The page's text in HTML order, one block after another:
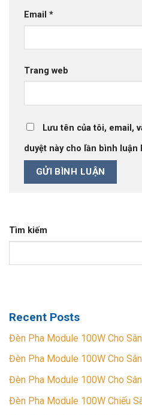
Email *
Trang web
Lưu tên của tôi, email,
duyệt này cho lần bình luận
Tìm kiếm
Recent Posts
Đèn Pha Module 100W Cho
Đèn Pha Module 100W Cho
Đèn Pha Module 100W Cho
Đèn Pha Module 100W Chiếu